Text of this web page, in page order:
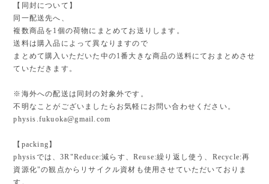
【同封について】
同一配送先へ、
複数商品を1個の荷物にまとめてお送りします。
送料は購入品によって異なりますので
まとめて購入いただいた中の1番大きな商品の送料にておまとめさせ
ていただきます。
※海外への配送は同封の対象外です。
不明なことがございましたらお気軽にお問い合わせください。
physis.fukuoka@gmail.com
【packing】
physisでは、3R"Reduce:減らす、Reuse:繰り返し使う、Recycle:再
資源化"の観点からリサイクル資材も使用させていただいておりま
す。